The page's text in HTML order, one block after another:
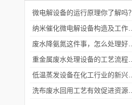
微电解设备的运行原理你了解吗？